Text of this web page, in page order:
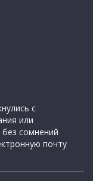
с
или
сомнений
почту